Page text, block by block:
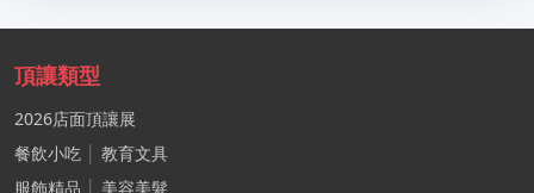
頂讓類型
2026店面頂讓展
餐飲小吃
教育文具
服飾精品
美容美髮